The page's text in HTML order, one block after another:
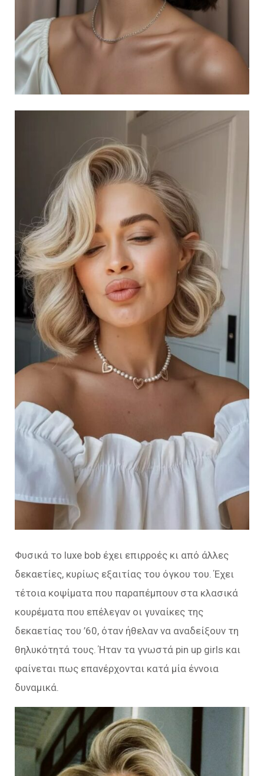
Φυσικά το luxe bob έχει επιρροές κι από άλλες
δεκαετίες, κυρίως εξαιτίας του όγκου του. Έχει
τέτοια κοψίματα που παραπέμπουν στα κλασικά
κουρέματα που επέλεγαν οι γυναίκες της
δεκαετίας του ’60, όταν ήθελαν να αναδείξουν τη
θηλυκότητά τους. Ήταν τα γνωστά pin up girls και
φαίνεται πως επανέρχονται κατά μία έννοια
δυναμικά.